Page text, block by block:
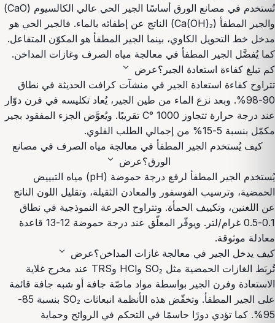
تُستخدم في مصانع الورق أساسًا الجير الحي عالي الكالسيوم (CaO)
والجير المطفأ (Ca(OH)₂) الناتج عن إطفائه بالماء. فالجير الحي هو
مدخل خط التحويل الكاوي، بينما الجير المطفأ هو المكوّن المتفاعل.
كما يُفضَّل الجير المطفأ في معالجة مياه الصرف وغازات المداخن.
كم تبلغ كفاءة استعادة الجير؟عرض expand_more
تتراوح كفاءة استعادة الجير في منشآت كرافت الحديثة في نطاق
90-98%. وبعد نزع الماء من طين الجير، يُعاد تكليسه في فرن دوّار
عند درجة حرارة تتجاوز 1000 °C تقريبًا. ويُعوَّض الجزء المفقود بجير
مكمّل بنسبة 5-15% من إجمالي الطلب القلوي.
كيف يُستخدم الجير المطفأ في معالجة مياه الصرف في مصانع
الورق؟عرض expand_more
يُستخدم الجير المطفأ لرفع درجة حموضة (pH) مياه التبييض
الحمضية، وترسيب الفوسفور والمعادن الثقيلة، وتقليل اللون الناتج
عن اللغنين، وتكييف الحمأة. وتتراوح الجرعة النموذجية في نطاق
0.1-0.5 غرام/لتر. ويوفّر المعلّق عند درجة حموضة 12-13 قاعدة
معادلة موثوقة.
كيف يدخل الجير في معالجة غازات المداخن؟عرض expand_more
تُربَط الغازات الحمضية مثل SO₂ وHCl وTRS عند مخرج غلاية
الاستعادة وفرن الجير بواسطة مواد ماصّة جافة أو شبه جافة قائمة
على الجير المطفأ. وتخفّض هذه الأنظمة انبعاثات SO₂ بنسبة 85-
95%. كما تؤدي دورًا حاسمًا في التحكم في الروائح وحماية